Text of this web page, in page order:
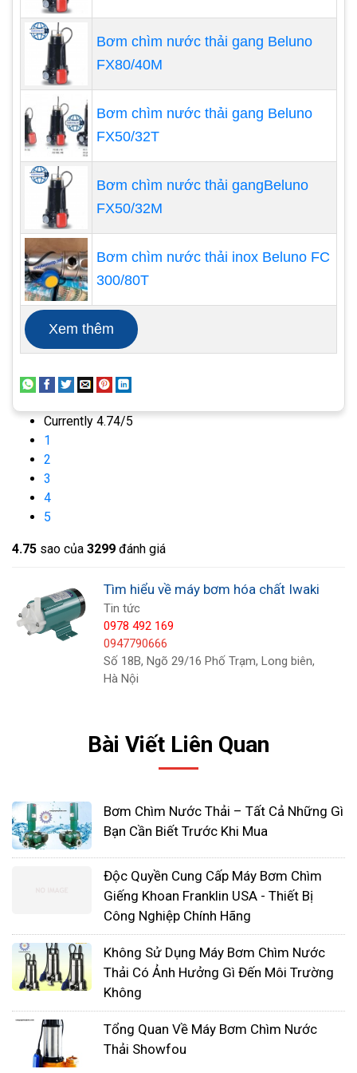
Một bơm cơ khí với đặc trưng thiết kế hoạt
động trong điều kiện khô ráo.Công suất từ
cao của nâm châm chế tạo từ đất hiếm ngăn
ngừa nâm châm ứng chạm vào vỏ sau của
bơm và do đó tránh sự nóng chảy của các chi
tiết bằng nhựa fluororesin do phát sinh nhiệt.
Sự cải tiến to lớn này chịu đựng được sự khô
ráo khi so sánh với các loại bơm từ thông
thường được làm bằng fluororesin.
Giá bơm từ Iwaki rẻ hơn nhiều các thiết bị
cùng chức năng.
Địa chỉ cung cấp máy bơm uy tín
Công ty TNHH Thiết Bị Công Nghệ Nhất Tâm
Phát tự hào là đơn vị được thành lập bởi đội
ngũ nhiều năm kinh nghiệm về thiết bị công
nghiệp, hệ thống tự động hóa và thiết bị điều
khiển. Chúng tôi luôn mong muốn mang đến
cho doanh nghiệp tại Việt Nam giải pháp tổng
thể, công nghệ hiện đại thông qua đó chung
sức đưa nền kinh tế Việt Nam phát triển cùng
Bơm chìm nước thải gang Beluno
FX80/40M
Bơm chìm nước thải gang Beluno
FX50/32T
Bơm chìm nước thải gangBeluno
FX50/32M
Bơm chìm nước thải inox Beluno FC
300/80T
Xem thêm
Currently 4.74/5
1
2
3
4
5
4.75 sao của 3299 đánh giá
Tìm hiểu về máy bơm hóa chất Iwaki
Tin tức
0978 492 169
0947790666
Số 18B, Ngõ 29/16 Phố Trạm, Long biên,
Hà Nội
Bài Viết Liên Quan
Bơm Chìm Nước Thải – Tất Cả Những Gì
Bạn Cần Biết Trước Khi Mua
Độc Quyền Cung Cấp Máy Bơm Chìm
Giếng Khoan Franklin USA - Thiết Bị
Công Nghiệp Chính Hãng
Không Sử Dụng Máy Bơm Chìm Nước
Thải Có Ảnh Hưởng Gì Đến Môi Trường
Không
Tổng Quan Về Máy Bơm Chìm Nước
Thải Showfou